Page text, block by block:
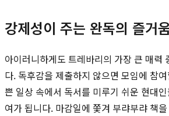
강제성이 주는 완독의 즐거
아이러니하게도 트레바리의 가장 큰 매력
다. 독후감을 제출하지 않으면 모임에 참
쁜 일상 속에서 독서를 미루기 쉬운 현대
여가 됩니다. 마감일에 쫓겨 부랴부랴 책